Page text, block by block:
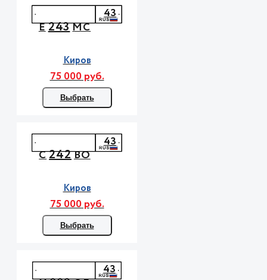
Е243МС
43
Киров
75 000 руб.
Выбрать
С242ВО
43
Киров
75 000 руб.
Выбрать
43